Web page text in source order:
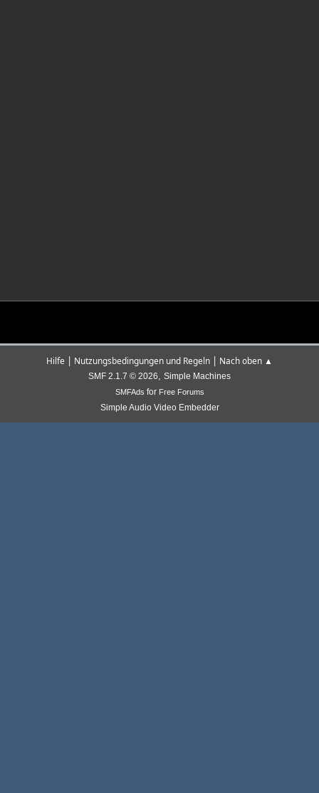
Hilfe | Nutzungsbedingungen und Regeln | Nach oben ▲
SMF 2.1.7 © 2026, Simple Machines
SMFAds for Free Forums
Simple Audio Video Embedder